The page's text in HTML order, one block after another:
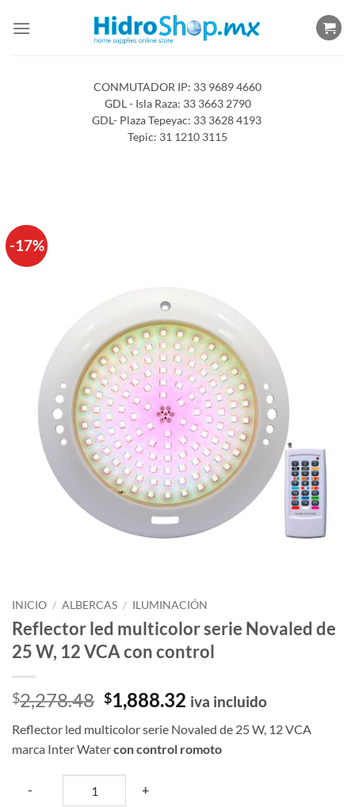
CONMUTADOR IP: 33 9689 4660
GDL - Isla Raza: 33 3663 2790
GDL- Plaza Tepeyac: 33 3628 4193
Tepic: 31 1210 3115
-17%
INICIO / ALBERCAS / ILUMINACIÓN
Reflector led multicolor serie Novaled de
25 W, 12 VCA con control
$2,278.48 El
precio
original
era:
$2,278.48.
$1,888.32 El
actual
es:
iva incluido
Reflector led multicolor serie Novaled de 25 W, 12 VCA
marca Inter Watercon control romoto
- +